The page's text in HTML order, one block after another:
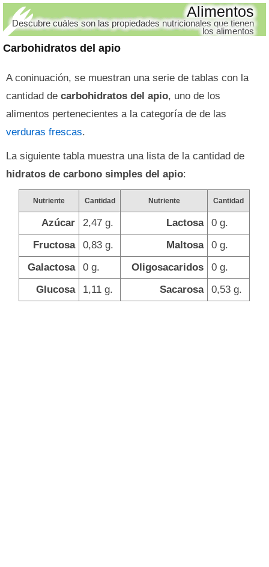
Carbohidratos del apio
Alimentos
Descubre cuáles son las propiedades nutricionales que tienen
los alimentos
A coninuación, se muestran una serie de tablas con la
cantidad de carbohidratos del apio, uno de los
alimentos pertenecientes a la categoría de de las
verduras frescas.
La siguiente tabla muestra una lista de la cantidad de
hidratos de carbono simples del apio:
Nutriente Cantidad Nutriente Cantidad
Azúcar 2,47 g. Lactosa
0 g.
Fructosa
0,83 g. Maltosa
0 g.
Galactosa
0 g. Oligosacaridos
0 g.
Glucosa
1,11 g. Sacarosa 0,53 g.